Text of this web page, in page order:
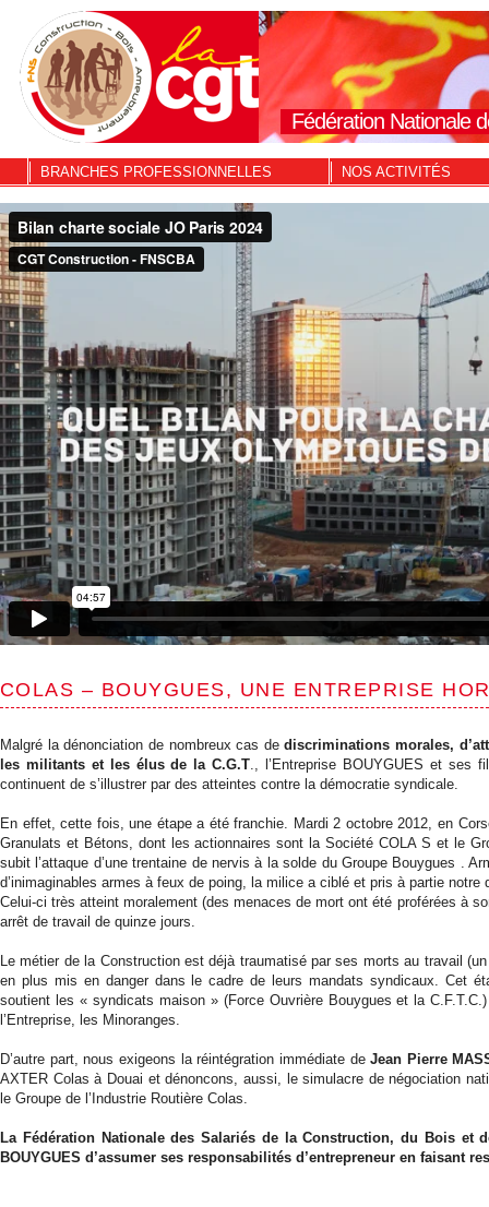
Fédération Nationale
BRANCHES PROFESSIONNELLES NOS ACTIVITÉS
COLAS – BOUYGUES, UNE ENTREPRISE
Malgré la dénonciation de nombreux cas dediscriminations morales,
les militants et les élus de la C.G.T., l’Entreprise BOUYGUES et ses
continuent de s’illustrer par des atteintes contre la démocratie syndicale.
En effet, cette fois, une étape a été franchie. Mardi 2 octobre 2012, en
Granulats et Bétons, dont les actionnaires sont la Société COLA S et le
subit l’attaque d’une trentaine de nervis à la solde du Groupe Bouygues .
d’inimaginables armes à feux de poing, la milice a ciblé et pris à partie notre
Celui-ci très atteint moralement (des menaces de mort ont été proférées à
arrêt de travail de quinze jours.
Le métier de la Construction est déjà traumatisé par ses morts au travail
en plus mis en danger dans le cadre de leurs mandats syndicaux. Cet
soutient les « syndicats maison » (Force Ouvrière Bouygues et la
l’Entreprise, les Minoranges.
D’autre part, nous exigeons la réintégration immédiate deJean Pierre
AXTER Colas à Douai et dénoncons, aussi, le simulacre de négociation
le Groupe de l’Industrie Routière Colas.
La Fédération Nationale des Salariés de la Construction, du Bois et
BOUYGUES d’assumer ses responsabilités d’entrepreneur en faisant